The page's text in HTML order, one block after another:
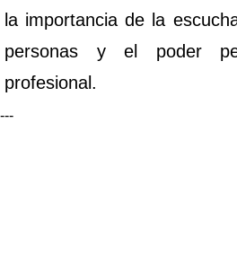
la importancia de la
personas y el poder
profesional.
---